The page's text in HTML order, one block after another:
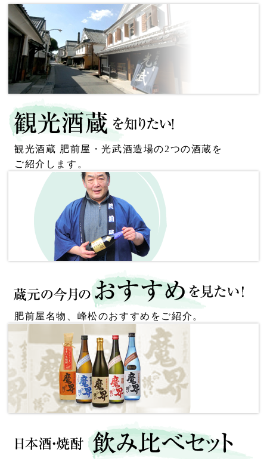
観光酒蔵 肥前屋・光武酒造場の2つの酒蔵を
ご紹介します。
肥前屋名物、峰松のおすすめをご紹介。